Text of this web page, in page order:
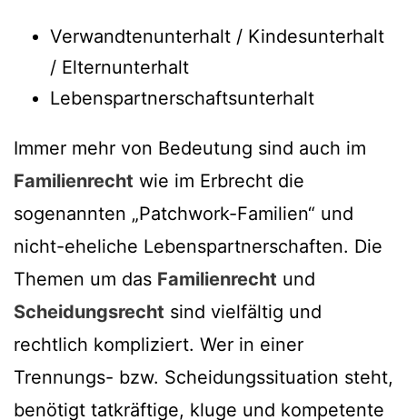
Verwandtenunterhalt / Kindesunterhalt
/ Elternunterhalt
Lebenspartnerschaftsunterhalt
Immer mehr von Bedeutung sind auch im
Familienrecht wie im Erbrecht die
sogenannten „Patchwork-Familien“ und
nicht-eheliche Lebenspartnerschaften. Die
Themen um das Familienrecht und
Scheidungsrecht sind vielfältig und
rechtlich kompliziert. Wer in einer
Trennungs- bzw. Scheidungssituation steht,
benötigt tatkräftige, kluge und kompetente